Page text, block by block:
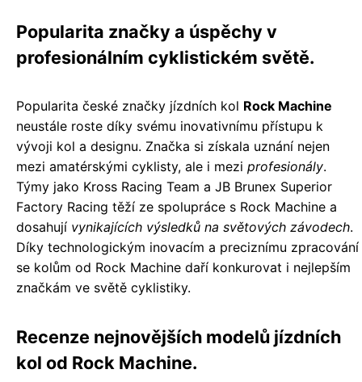
Popularita značky a úspěchy v
profesionálním cyklistickém světě.
Popularita české značky jízdních kol Rock Machine
neustále roste díky svému inovativnímu přístupu k
vývoji kol a designu. Značka si získala uznání nejen
mezi amatérskými cyklisty, ale i mezi profesionály.
Týmy jako Kross Racing Team a JB Brunex Superior
Factory Racing těží ze spolupráce s Rock Machine a
dosahují vynikajících výsledků na světových závodech.
Díky technologickým inovacím a preciznímu zpracování
se kolům od Rock Machine daří konkurovat i nejlepším
značkám ve světě cyklistiky.
Recenze nejnovějších modelů jízdních
kol od Rock Machine.